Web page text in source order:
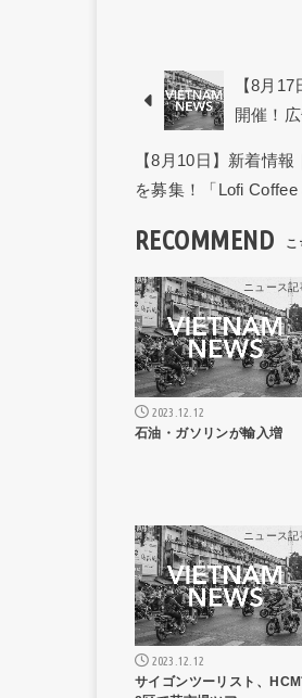
【8月
開催！
【8月10日】新着情
を募集！「Lofi
RECOMMEND
ニュース記
2023.12.12
石油・ガソリンが輸入増
ニュース記
2023.12.12
サイゴンツーリスト、